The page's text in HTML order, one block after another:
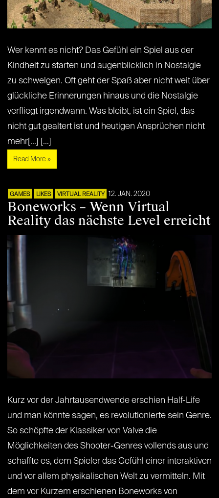
Wer kennt es nicht? Das Gefühl ein Spiel aus der
Kindheit zu starten und augenblicklich in Nostalgie
zu schwelgen. Oft geht der Spaß aber nicht weit über
glückliche Erinnerungen hinaus und die Nostalgie
verfliegt irgendwann. Was bleibt, ist ein Spiel, das
nicht gut gealtert ist und heutigen Ansprüchen nicht
mehr[...] [...]
Read More »
GAMES LIKES VIRTUAL REALITY 12. JAN. 2020
Boneworks – Wenn Virtual
Reality das nächste Level erreicht
Kurz vor der Jahrtausendwende erschien Half-Life
und man könnte sagen, es revolutionierte sein Genre.
So schöpfte der Klassiker von Valve die
Möglichkeiten des Shooter-Genres vollends aus und
schaffte es, dem Spieler das Gefühl einer interaktiven
und vor allem physikalischen Welt zu vermitteln. Mit
dem vor Kurzem erschienen Boneworks von